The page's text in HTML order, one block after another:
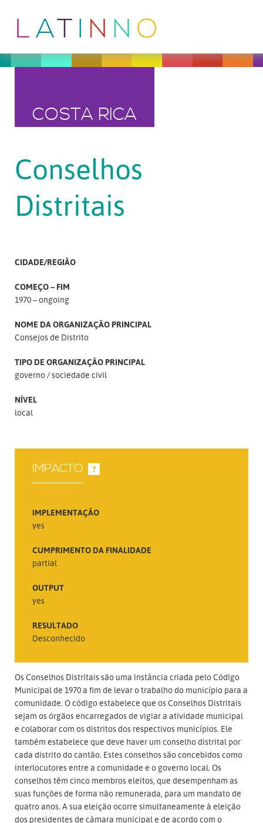
COSTA RICA
Conselhos
Distritais
CIDADE/REGIÃO
COMEÇO – FIM
1970 – ongoing
NOME DA ORGANIZAÇÃO PRINCIPAL
Consejos de Distrito
TIPO DE ORGANIZAÇÃO PRINCIPAL
governo
sociedade civil
NÍVEL
local
IMPACTO ?
IMPLEMENTAÇÃO
yes
CUMPRIMENTO DA FINALIDADE
partial
OUTPUT
yes
RESULTADO
Desconhecido
Os Conselhos Distritais são uma instância criada pelo Código
Municipal de 1970 a fim de levar o trabalho do município para a
comunidade. O código estabelece que os Conselhos Distritais
sejam os órgãos encarregados de vigiar a atividade municipal
e colaborar com os distritos dos respectivos municípios. Ele
também estabelece que deve haver um conselho distrital por
cada distrito do cantão. Estes conselhos são concebidos como
interlocutores entre a comunidade e o governo local. Os
conselhos têm cinco membros eleitos, que desempenham as
suas funções de forma não remunerada, para um mandato de
quatro anos. A sua eleição ocorre simultaneamente à eleição
dos presidentes de câmara municipal e de acordo com o